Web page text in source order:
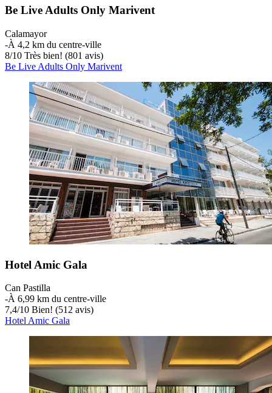
Be Live Adults Only Marivent
Calamayor
‐À 4,2 km du centre-ville
8/10 Très bien! (801 avis)
Be Live Adults Only Marivent
Hotel Amic Gala
Can Pastilla
‐À 6,99 km du centre-ville
7,4/10 Bien! (512 avis)
Hotel Amic Gala